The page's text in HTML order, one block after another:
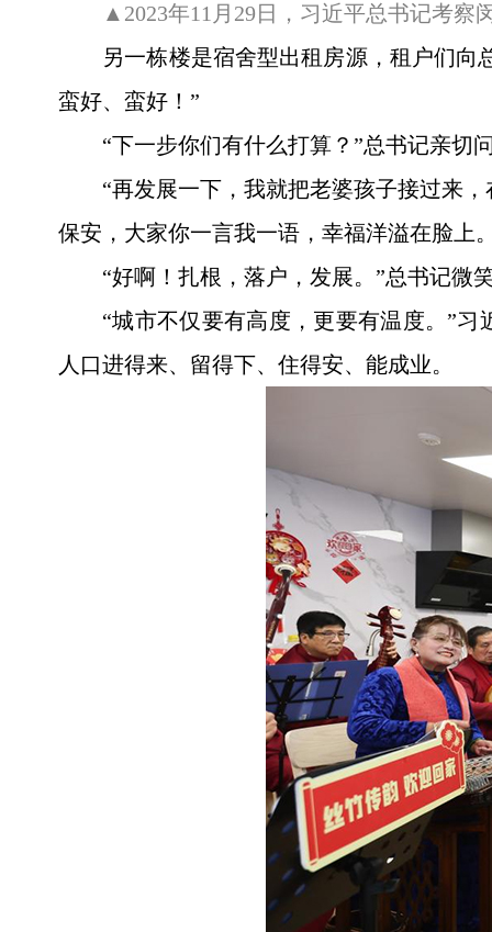
▲2023年11月29日，习近平总书记考察
另一栋楼是宿舍型出租房源，租户们
蛮好、蛮好！”
“下一步你们有什么打算？”总书记亲切
“再发展一下，我就把老婆孩子接过来
保安，大家你一言我一语，幸福洋溢在脸上
“好啊！扎根，落户，发展。”总书记微
“城市不仅要有高度，更要有温度。”
人口进得来、留得下、住得安、能成业。